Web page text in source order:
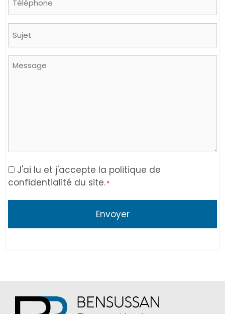
Message
Consent
*
J'ai lu et j'accepte la politique de
confidentialité du site.*